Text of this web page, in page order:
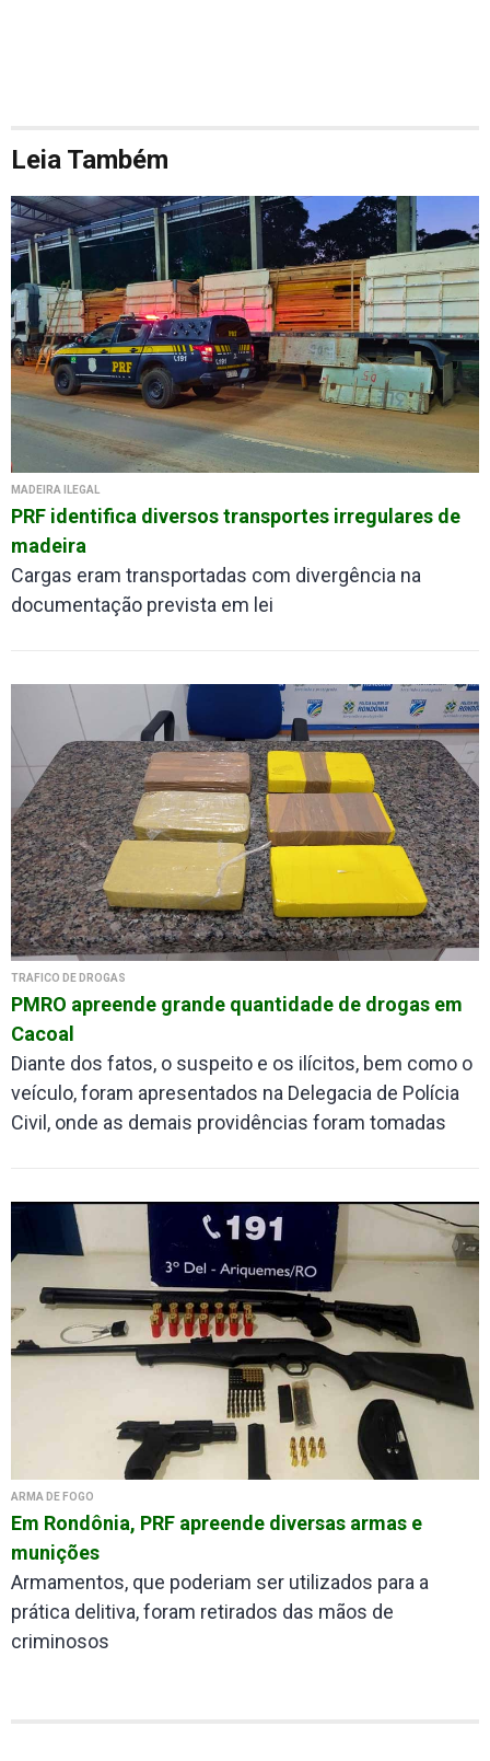
Leia Também
MADEIRA ILEGAL
PRF identifica diversos transportes irregulares de
madeira
Cargas eram transportadas com divergência na
documentação prevista em lei
TRÁFICO DE DROGAS
PMRO apreende grande quantidade de drogas em
Cacoal
Diante dos fatos, o suspeito e os ilícitos, bem como o
veículo, foram apresentados na Delegacia de Polícia
Civil, onde as demais providências foram tomadas
ARMA DE FOGO
Em Rondônia, PRF apreende diversas armas e
munições
Armamentos, que poderiam ser utilizados para a
prática delitiva, foram retirados das mãos de
criminosos